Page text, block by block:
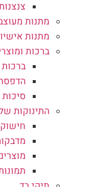
מתנות
מתנות
ברכות
ברכות
הדפסת
התינוקות